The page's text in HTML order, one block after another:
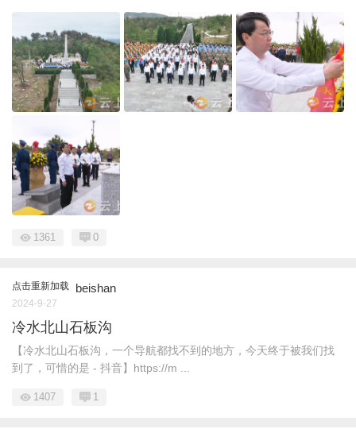
1361 0
点击重新加载 beishan
2024-9-27
冷水北山石板沟
【冷水北山石板沟，一个导航都找不到的地方，今天终于被我们找
到了，可惜的是 - 抖音】https://m ...
1407 1